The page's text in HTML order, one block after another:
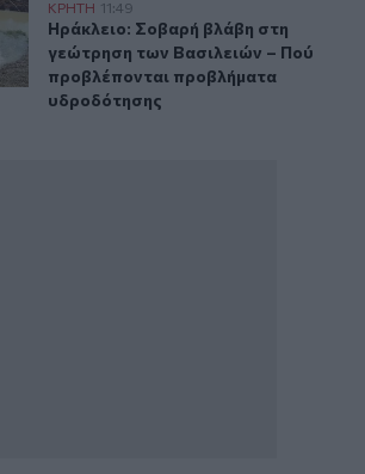
βλάβη στη γεώτρηση των
ΚΡΗΤΗ 11:49
Ηράκλειο: Σοβαρή βλάβη στη
Ηράκλειο: Σοβαρή βλάβη στη
γεώτρηση των Βασιλειών – Πού
προβλέπονται προβλήματα
υδροδότησης